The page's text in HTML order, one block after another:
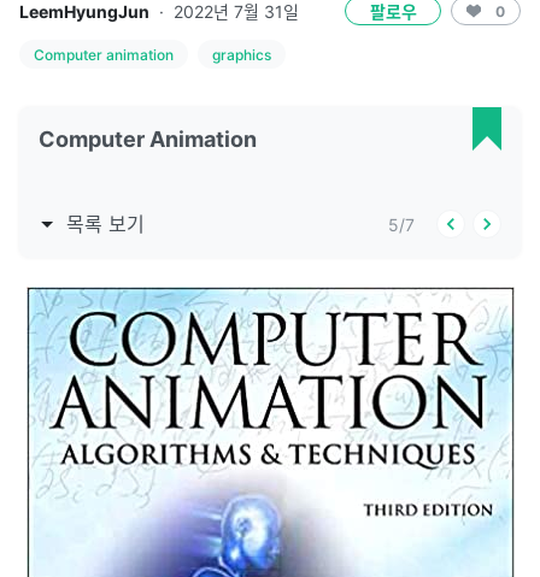
LeemHyungJun · 2022년 7월 31일 팔로우 0
Computer animation graphics
Computer Animation
목록 보기 5/7